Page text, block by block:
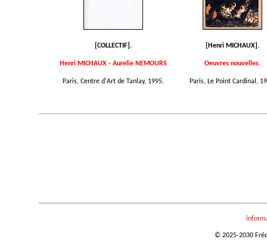
[COLLECTIF].
Henri MICHAUX - Aurelie NEMOURS
Paris, Centre d'Art de Tanlay, 1995.
[Henri MICHAUX].
Oeuvres nouvelles.
Paris, Le Point Cardinal,
© 2025-2030